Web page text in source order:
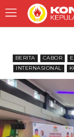
BERITA CABOR
INTERNASIONAL